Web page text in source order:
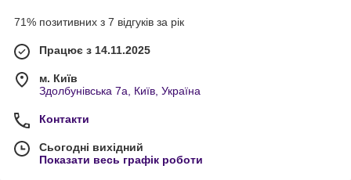
71% позитивних з 7 відгуків за рік
Працює з 14.11.2025
м. Київ
Здолбунівська 7а, Київ, Україна
Контакти
Сьогодні вихідний
Показати весь графік роботи